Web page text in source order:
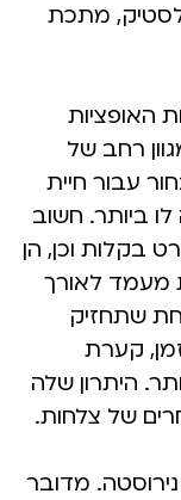
מתכת
האופציות
רחב של
עבור חיית
ביותר. חשוב
בקלות וכן, הן
מעמד לאורך
שתחזיק
קערת
היתרון שלה
של צלחות.
מדובר